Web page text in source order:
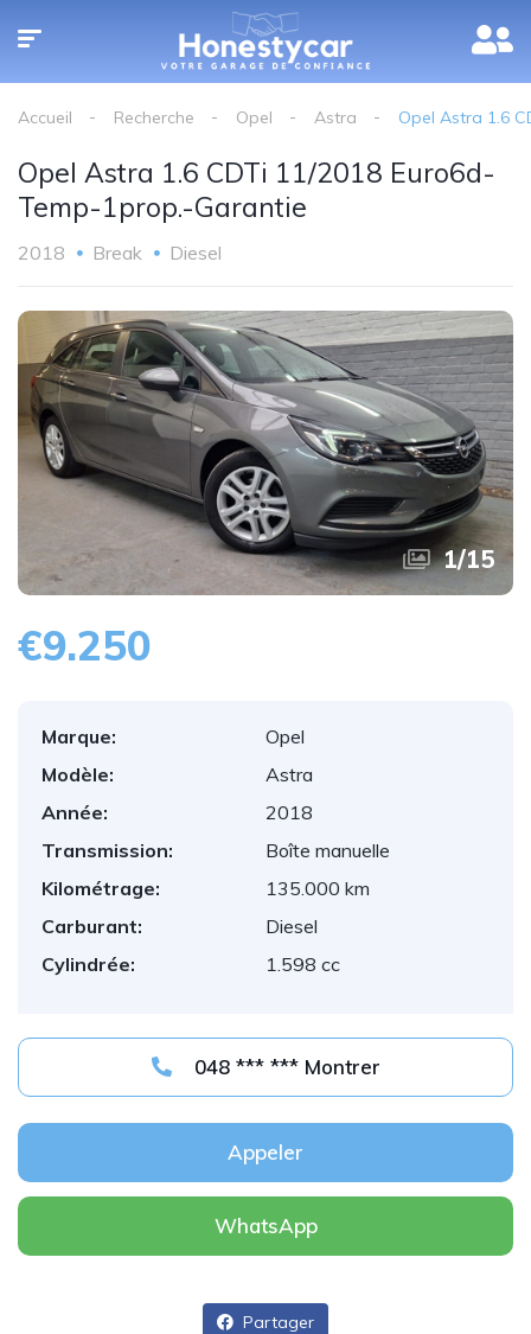
Accueil Recherche Opel Astra Opel Astra 1.6
Opel Astra 1.6 CDTi 11/2018 Euro6d-
Temp-1prop.-Garantie
2018 Break Diesel
1/15
€9.250
Marque:
Opel
Modèle:
Astra
Année:
2018
Transmission:
Boîte manuelle
Kilométrage:
135.000 km
Carburant:
Diesel
Cylindrée:
1.598 cc
048 *** *** Montrer
Appeler
WhatsApp
Partager